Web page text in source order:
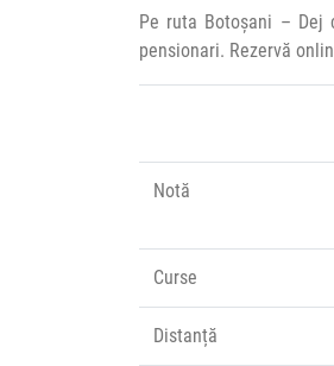
Pe ruta Botoșani –
pensionari. Rezervă
Notă
Curse
Distanță